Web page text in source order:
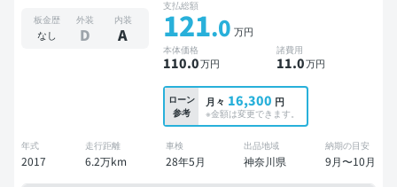
スマートキー ETC 電動バックドア バックモニター 全方位
カメラ ドライブレコーダー 衝突軽減 7人乗り
板金歴
なし
外装
D
内装
A
支払総額
121.0 万円
本体価格
110.0万円
諸費用
11.0万円
ローン
参考
月々 16,300 円
※金額は変更できます。
年式
2017
走行距離
6.2万km
車検
28年5月
出品地域
神奈川県
納期の目安
9月〜10月